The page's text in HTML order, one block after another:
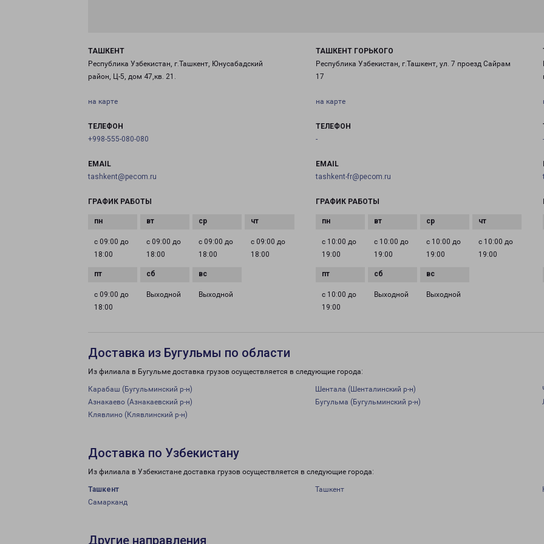
ТАШКЕНТ
Республика Узбекистан, г.Ташкент, Юнусабадский
район, Ц-5, дом 47,кв. 21.
на карте
ТЕЛЕФОН
+998-555-080-080
EMAIL
tashkent@pecom.ru
ГРАФИК РАБОТЫ
с 09:00 до
18:00
с 09:00 до
18:00
с 09:00 до
18:00
с 09:00 до
18:00
с 09:00 до
18:00
Выходной Выходной
ТАШКЕНТ ГОРЬКОГО
Республика Узбекистан, г.Ташкент, ул. 7 проезд Сайрам
17
на карте
ТЕЛЕФОН
-
EMAIL
tashkent-fr@pecom.ru
ГРАФИК РАБОТЫ
с 10:00 до
19:00
с 10:00 до
19:00
с 10:00 до
19:00
с 10:00 до
19:00
с 10:00 до
19:00
Выходной Выходной
Доставка из Бугульмы по области
Из филиала в Бугульме доставка грузов осуществляется в следующие города:
Карабаш (Бугульминский р-н) Шентала (Шенталинский р-н)
Азнакаево (Азнакаевский р-н)
Бугульма (Бугульминский р-н)
Клявлино (Клявлинский р-н)
Доставка по Узбекистану
Из филиала в Узбекистане доставка грузов осуществляется в следующие города:
Ташкент Ташкент
Самарканд
Другие направления